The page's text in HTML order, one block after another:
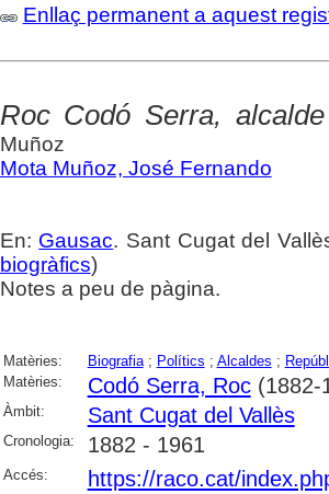
Enllaç permanent a aquest
Roc Codó Serra,
Muñoz
Mota Muñoz, José Fernando
En: Gausac. Sant Cugat del
biogràfics)
Notes a peu de pàgina.
Matèries: Biografia; Polítics ; Alcaldes ;
Matèries:
Codó Serra, Roc(1882-
Àmbit: Sant Cugat del Vallès
Cronologia: 1882 - 1961
Accés: https://raco.cat/